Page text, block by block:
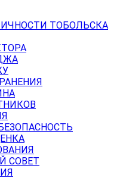
ТОБОЛЬСКА
СОВЕТ